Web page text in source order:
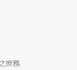
庶務